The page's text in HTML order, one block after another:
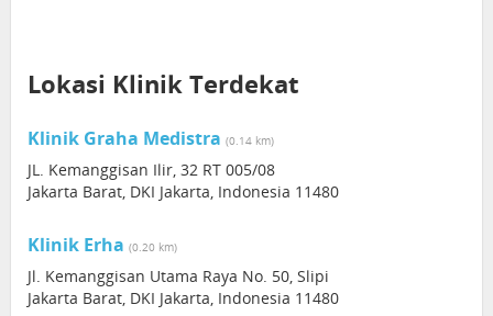
Lokasi Klinik Terdekat
Klinik Graha Medistra (0.14 km)
JL. Kemanggisan Ilir, 32 RT 005/08
Jakarta Barat, DKI Jakarta, Indonesia 11480
Klinik Erha (0.20 km)
Jl. Kemanggisan Utama Raya No. 50, Slipi
Jakarta Barat, DKI Jakarta, Indonesia 11480